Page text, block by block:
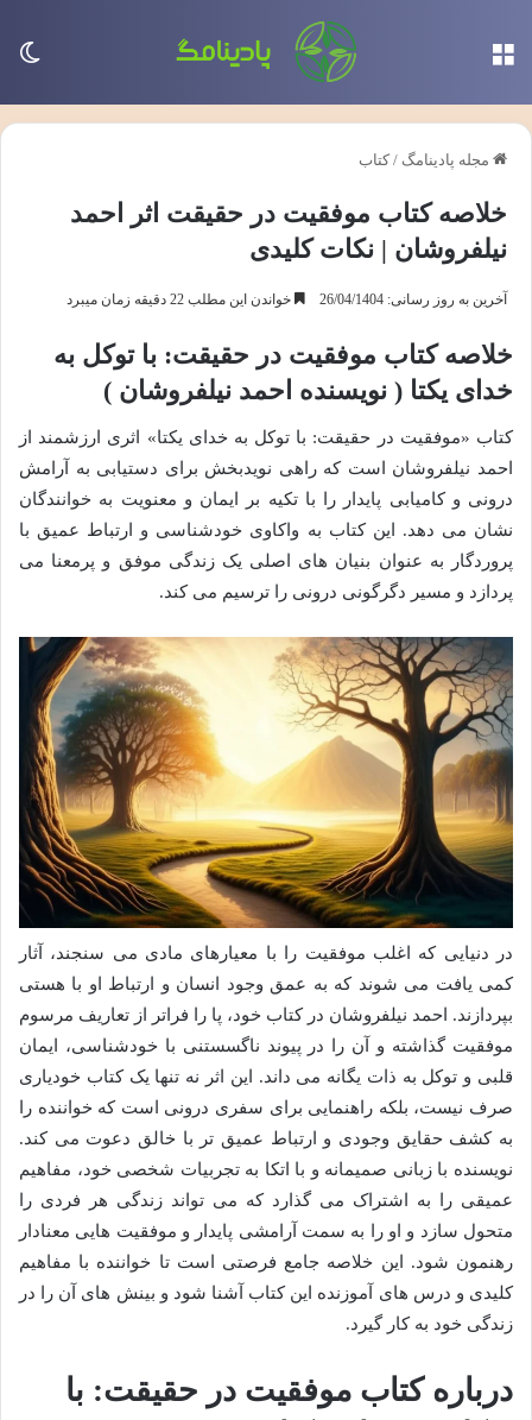
مجله پادینامگ / کتاب
خلاصه کتاب موفقیت در حقیقت اثر احمد
نیلفروشان | نکات کلیدی
آخرین به روز رسانی: 26/04/1404 خواندن این مطلب 22 دقیقه زمان میبرد
خلاصه کتاب موفقیت در حقیقت: با توکل به
خدای یکتا ( نویسنده احمد نیلفروشان )
کتاب «موفقیت در حقیقت: با توکل به خدای یکتا» اثری ارزشمند از
احمد نیلفروشان است که راهی نویدبخش برای دستیابی به آرامش
درونی و کامیابی پایدار را با تکیه بر ایمان و معنویت به خوانندگان
نشان می دهد. این کتاب به واکاوی خودشناسی و ارتباط عمیق با
پروردگار به عنوان بنیان های اصلی یک زندگی موفق و پرمعنا می
پردازد و مسیر دگرگونی درونی را ترسیم می کند.
در دنیایی که اغلب موفقیت را با معیارهای مادی می سنجند، آثار
کمی یافت می شوند که به عمق وجود انسان و ارتباط او با هستی
بپردازند. احمد نیلفروشان در کتاب خود، پا را فراتر از تعاریف مرسوم
موفقیت گذاشته و آن را در پیوند ناگسستنی با خودشناسی، ایمان
قلبی و توکل به ذات یگانه می داند. این اثر نه تنها یک کتاب خودیاری
صرف نیست، بلکه راهنمایی برای سفری درونی است که خواننده را
به کشف حقایق وجودی و ارتباط عمیق تر با خالق دعوت می کند.
نویسنده با زبانی صمیمانه و با اتکا به تجربیات شخصی خود، مفاهیم
عمیقی را به اشتراک می گذارد که می تواند زندگی هر فردی را
متحول سازد و او را به سمت آرامشی پایدار و موفقیت هایی معنادار
رهنمون شود. این خلاصه جامع فرصتی است تا خواننده با مفاهیم
کلیدی و درس های آموزنده این کتاب آشنا شود و بینش های آن را در
زندگی خود به کار گیرد.
درباره کتاب موفقیت در حقیقت: با